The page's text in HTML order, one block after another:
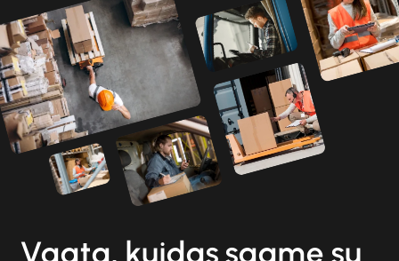
Vaata, kuidas saame su